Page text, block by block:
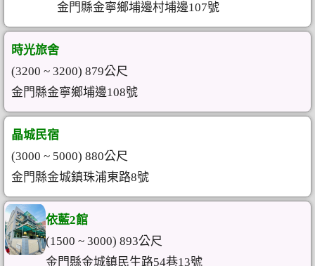
金門縣金寧鄉埔邊村埔邊107號
時光旅舍
(3200 ~ 3200) 879公尺
金門縣金寧鄉埔邊108號
晶城民宿
(3000 ~ 5000) 880公尺
金門縣金城鎮珠浦東路8號
依藍2館
(1500 ~ 3000) 893公尺
金門縣金城鎮民生路54巷13號